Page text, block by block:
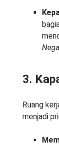
3.
Ruang
menjadi